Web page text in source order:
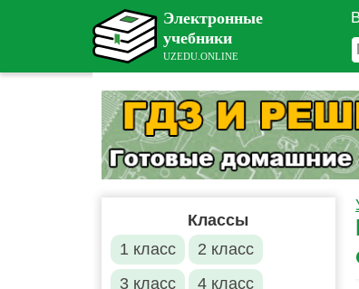
Классы
1 класс
2 класс
3 класс
4 класс